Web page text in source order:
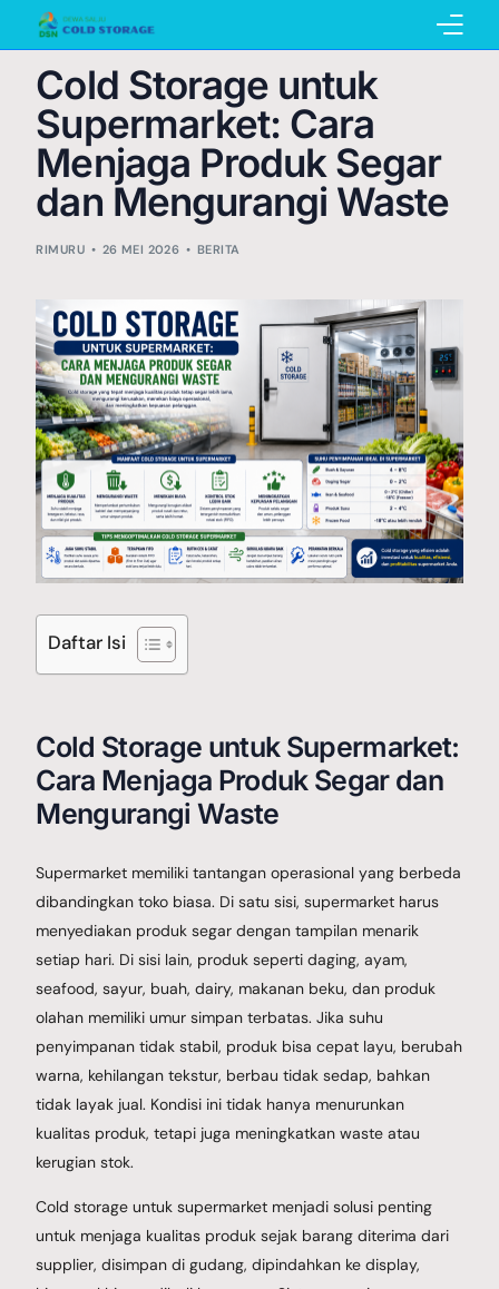
Cold Storage untuk
Supermarket: Cara
Menjaga Produk Segar
dan Mengurangi Waste
RIMURU 26 MEI 2026 BERITA
Daftar Isi
Cold Storage untuk Supermarket:
Cara Menjaga Produk Segar dan
Mengurangi Waste
Supermarket memiliki tantangan operasional yang berbeda
dibandingkan toko biasa. Di satu sisi, supermarket harus
menyediakan produk segar dengan tampilan menarik
setiap hari. Di sisi lain, produk seperti daging, ayam,
seafood, sayur, buah, dairy, makanan beku, dan produk
olahan memiliki umur simpan terbatas. Jika suhu
penyimpanan tidak stabil, produk bisa cepat layu, berubah
warna, kehilangan tekstur, berbau tidak sedap, bahkan
tidak layak jual. Kondisi ini tidak hanya menurunkan
kualitas produk, tetapi juga meningkatkan waste atau
kerugian stok.
Cold storage untuk supermarket menjadi solusi penting
untuk menjaga kualitas produk sejak barang diterima dari
supplier, disimpan di gudang, dipindahkan ke display,
Home
Pembuatan Cold Storage
Penyewaan Cold Storage
Katalog
Galery Project
Hubungi Kami